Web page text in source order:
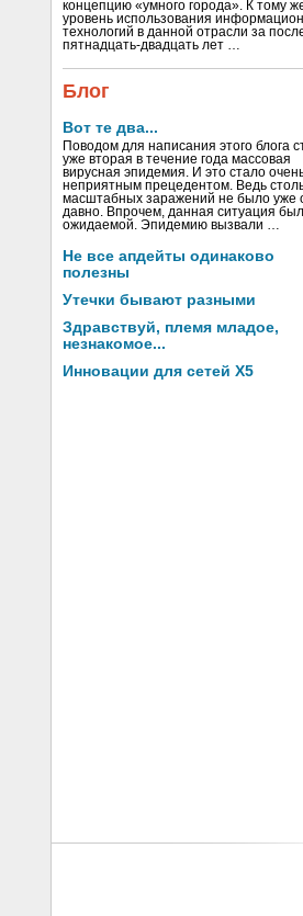
концепцию «умного города». К тому
уровень использования
технологий в данной отрасли за
пятнадцать-двадцать лет …
Блог
Вот те два...
Поводом для написания этого блога
уже вторая в течение года массовая
вирусная эпидемия. И это стало
неприятным прецедентом. Ведь
масштабных заражений не было уже
давно. Впрочем, данная ситуация
ожидаемой. Эпидемию вызвали …
Не все апдейты одинаково
полезны
Утечки бывают разными
Здравствуй, племя младое,
незнакомое...
Инновации для сетей X5